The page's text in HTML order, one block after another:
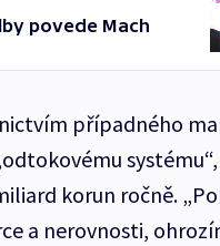
povede Mach
případného
korun ročně.
a nerovnosti,